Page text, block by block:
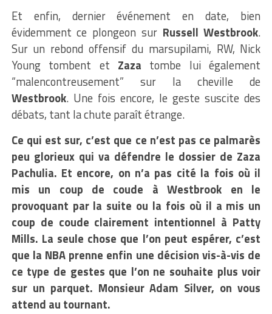
Et enfin, dernier événement en date, bien
évidemment ce plongeon sur Russell Westbrook.
Sur un rebond offensif du marsupilami, RW, Nick
Young tombent et Zaza tombe lui également
“malencontreusement” sur la cheville de
Westbrook. Une fois encore, le geste suscite des
débats, tant la chute paraît étrange.
Ce qui est sur, c’est que ce n’est pas ce palmarès
peu glorieux qui va défendre le dossier de Zaza
Pachulia. Et encore, on n’a pas cité la fois où il
mis un coup de coude à Westbrook en le
provoquant par la suite ou la fois où il a mis un
coup de coude clairement intentionnel à Patty
Mills. La seule chose que l’on peut espérer, c’est
que la NBA prenne enfin une décision vis-à-vis de
ce type de gestes que l’on ne souhaite plus voir
sur un parquet. Monsieur Adam Silver, on vous
attend au tournant.